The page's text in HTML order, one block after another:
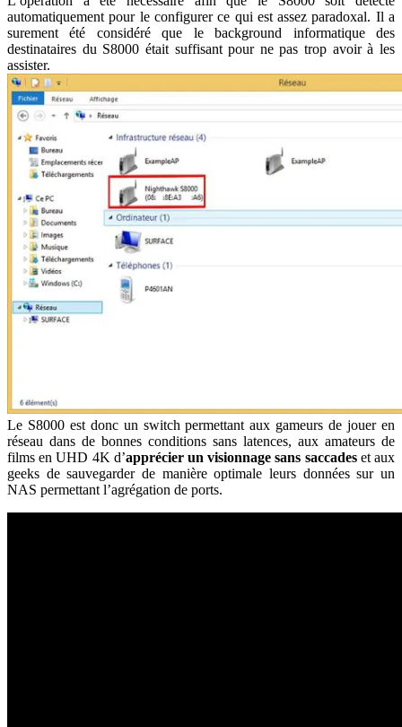
automatiquement pour le configurer ce qui est assez paradoxal. Il a
surement été considéré que le background informatique des
destinataires du S8000 était suffisant pour ne pas trop avoir à les
assister.
Le S8000 est donc un switch permettant aux gameurs de jouer en
réseau dans de bonnes conditions sans latences, aux amateurs de
films en UHD 4K d’apprécier un visionnage sans saccadeset aux
geeks de sauvegarder de manière optimale leurs données sur un
NAS permettant l’agrégation de ports.